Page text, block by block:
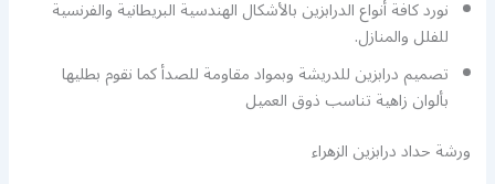
نورد كافة أنواع الدرابزين بالأشكال الهندسية البريطانية والفرنسية
للفلل والمنازل.
تصميم درابزين للدريشة وبمواد مقاومة للصدأ كما نقوم بطليها
بألوان زاهية تناسب ذوق العميل
ورشة حداد درابزين الزهراء